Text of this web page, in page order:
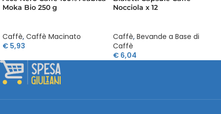
Moka Bio 250 g
Caffè, Caffè Macinato
€ 5,93
Nocciola x 12
Caffè, Bevande a Base di
Caffè
€ 6,04